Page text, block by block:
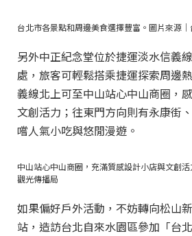
台北市各景點和周邊美食選擇豐富。圖片來源
另外中正紀念堂位於捷運淡水信義
處，旅客可輕鬆搭乘捷運探索周邊
義線北上可至中山站心中山商圈，
文創活力；往東門方向則有永康街
嚐人氣小吃與悠閒漫遊。
中山站心中山商圈，充滿質感設計小店與文創
觀光傳播局
如果偏好戶外活動，不妨轉向松山
站，造訪台北自來水園區參加「台